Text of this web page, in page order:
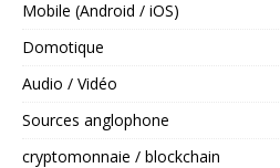
Mobile (Android / iOS)
Domotique
Audio / Vidéo
Sources anglophone
cryptomonnaie / blockchain